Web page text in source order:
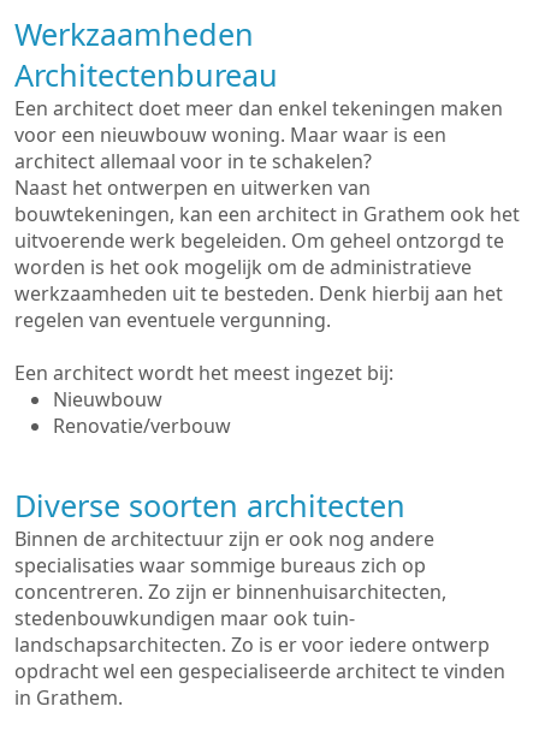
Werkzaamheden
Architectenbureau
Een architect doet meer dan enkel tekeningen maken
voor een nieuwbouw woning. Maar waar is een
architect allemaal voor in te schakelen?
Naast het ontwerpen en uitwerken van
bouwtekeningen, kan een architect in Grathem ook het
uitvoerende werk begeleiden. Om geheel ontzorgd te
worden is het ook mogelijk om de administratieve
werkzaamheden uit te besteden. Denk hierbij aan het
regelen van eventuele vergunning.
Een architect wordt het meest ingezet bij:
Nieuwbouw
Renovatie/verbouw
Diverse soorten architecten
Binnen de architectuur zijn er ook nog andere
specialisaties waar sommige bureaus zich op
concentreren. Zo zijn er binnenhuisarchitecten,
stedenbouwkundigen maar ook tuin-
landschapsarchitecten. Zo is er voor iedere ontwerp
opdracht wel een gespecialiseerde architect te vinden
in Grathem.